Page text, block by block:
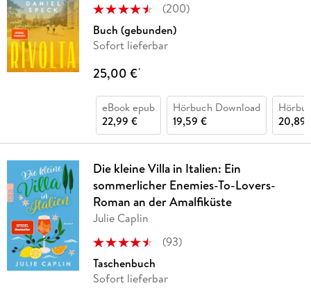
(200)
Buch (gebunden)
Sofort lieferbar
25,00 €*
eBook epub
22,99 €
Hörbuch Download
19,59 €
20,89
Die kleine Villa in Italien: Ein
sommerlicher Enemies-To-Lovers-
Roman an der Amalfiküste
Julie Caplin
(93)
Taschenbuch
Sofort lieferbar